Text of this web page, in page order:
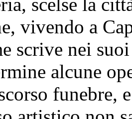
vivendo a
scrive nei
alcune
funebre,